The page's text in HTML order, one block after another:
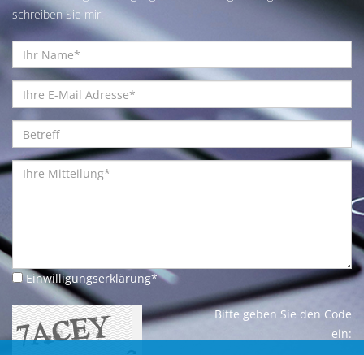
schreiben Sie mir!
Einwilligungserklärung*
Bitte geben Sie den Code
ein: